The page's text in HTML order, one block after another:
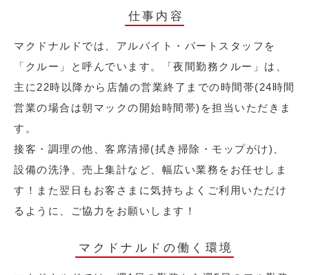
仕事内容
マクドナルドでは、アルバイト・パートスタッフを
「クルー」と呼んでいます。「夜間勤務クルー」は、
主に22時以降から店舗の営業終了までの時間帯(24時間
営業の場合は朝マックの開始時間帯)を担当いただきま
す。
接客・調理の他、客席清掃(拭き掃除・モップがけ)、
設備の洗浄、売上集計など、幅広い業務をお任せしま
す！また翌日もお客さまに気持ちよくご利用いただけ
るように、ご協力をお願いします！
マクドナルドの働く環境